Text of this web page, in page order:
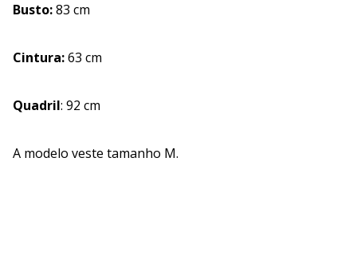
Busto:83 cm
Cintura:63 cm
Quadril: 92 cm
A modelo veste tamanho M.